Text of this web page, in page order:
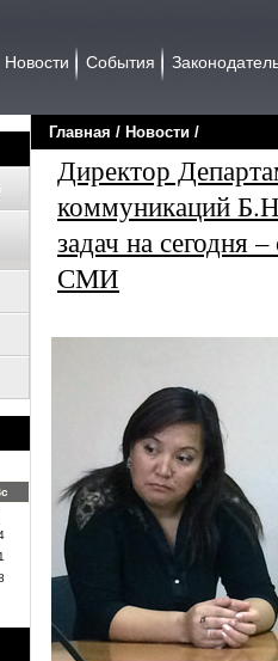
Новости События
Главная / Новости /
Директор
коммуникаций
задач на сегодня
СМИ